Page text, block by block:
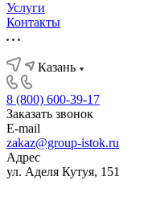
Услуги
Контакты
Казань
8 (800) 600-39-17
Заказать звонок
E-mail
zakaz@group-istok.ru
Адрес
ул. Аделя Кутуя, 151